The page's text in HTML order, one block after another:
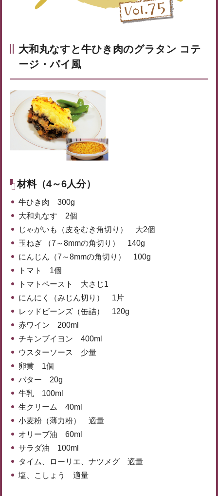
大和丸なすと牛ひき肉のグラタン コテ
ージ・パイ風
材料（4～6人分）
牛ひき肉 300g
大和丸なす 2個
じゃがいも（皮をむき角切り） 大2個
玉ねぎ （7～8mmの角切り） 140g
にんじん（7～8mmの角切り） 100g
トマト 1個
トマトペースト 大さじ1
にんにく（みじん切り） 1片
レッドビーンズ（缶詰） 120g
赤ワイン 200ml
チキンブイヨン 400ml
ウスターソース 少量
卵黄 1個
バター 20g
牛乳 100ml
生クリーム 40ml
小麦粉（薄力粉） 適量
オリーブ油 60ml
サラダ油 100ml
タイム、ローリエ、ナツメグ 適量
塩、こしょう 適量